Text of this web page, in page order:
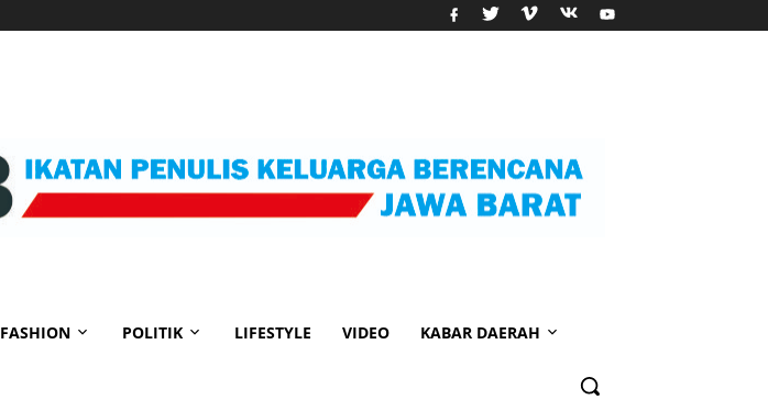
FASHION POLITIK LIFESTYLE VIDEO KABAR DAERAH